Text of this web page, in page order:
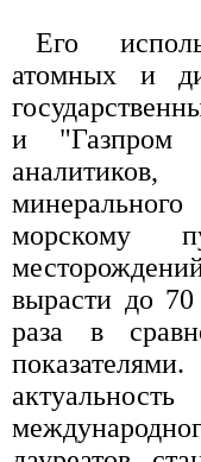
Его
атомных и
и "Газпром
морскому
вырасти до
раза в